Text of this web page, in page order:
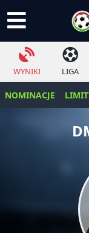
WYNIKI LIGA
NOMINACJE